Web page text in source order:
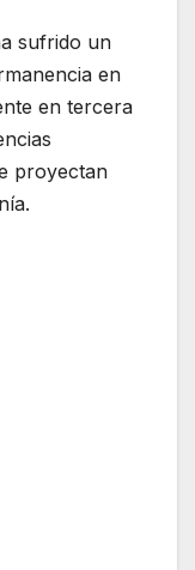
sufrido un
en
en tercera
proyectan